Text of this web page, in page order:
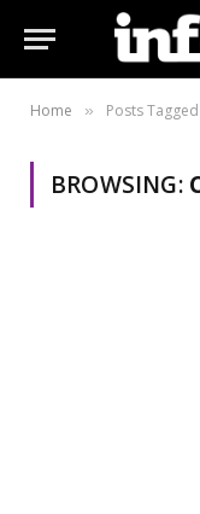
Home » Posts
BROWSING: